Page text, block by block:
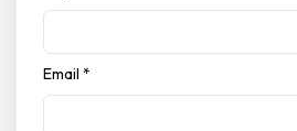
Email *